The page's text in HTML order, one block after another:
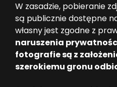
W zasadzie, pobieranie
są publicznie dostępne
własny jest zgodne z
naruszenia
fotografie są z
szerokiemu gronu